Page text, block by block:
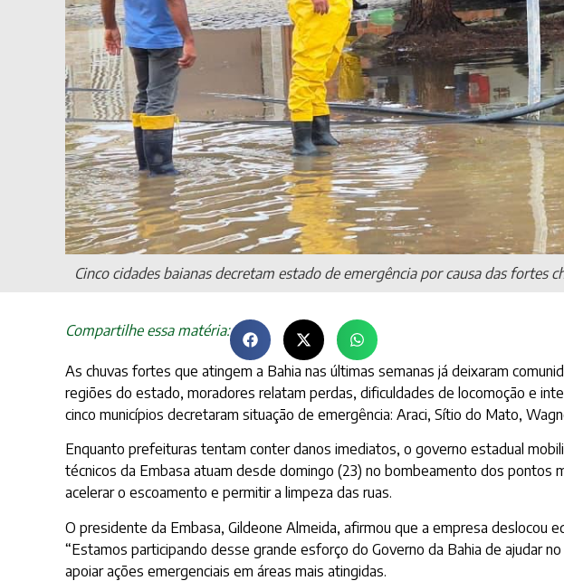
Cinco cidades baianas decretam estado de emergência por causa das fortes
Compartilhe essa matéria:
As chuvas fortes que atingem a Bahia nas últimas semanas já deixaram
regiões do estado, moradores relatam perdas, dificuldades de locomoção e
cinco municípios decretaram situação de emergência: Araci, Sítio do Mato,
Enquanto prefeituras tentam conter danos imediatos, o governo estadual
técnicos da Embasa atuam desde domingo (23) no bombeamento dos pontos
acelerar o escoamento e permitir a limpeza das ruas.
O presidente da Embasa, Gildeone Almeida, afirmou que a empresa deslocou
“Estamos participando desse grande esforço do Governo da Bahia de ajudar
apoiar ações emergenciais em áreas mais atingidas.